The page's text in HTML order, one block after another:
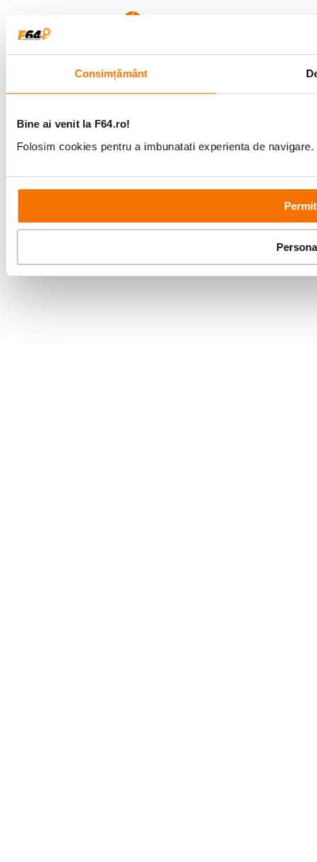
Consimțământ
Bine ai venit la F64.ro!
Folosim cookies pentru a imbunatati experienta de
Parteneri tehnologie: